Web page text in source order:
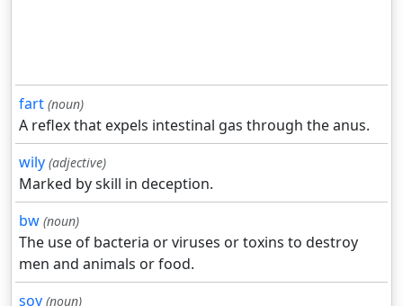
fart (noun)
A reflex that expels intestinal gas through the anus.
wily (adjective)
Marked by skill in deception.
bw (noun)
The use of bacteria or viruses or toxins to destroy
men and animals or food.
soy (noun)